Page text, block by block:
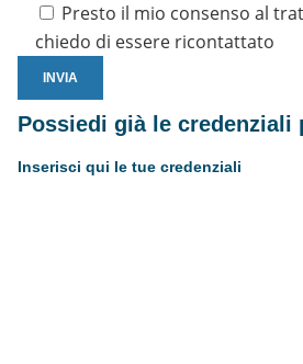
Presto il mio consenso al
chiedo di essere ricontattato
Possiedi già le credenziali
Inserisci qui le tue credenziali